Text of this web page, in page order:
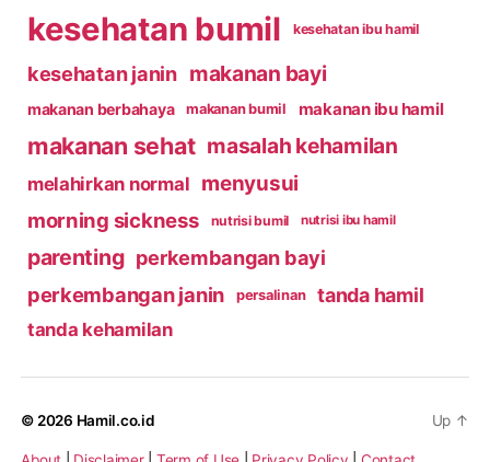
kesehatan bumil kesehatan ibu hamil
kesehatan janin makanan bayi
makanan berbahaya makanan bumil makanan ibu hamil
makanan sehat masalah kehamilan
melahirkan normal menyusui
morning sickness nutrisi bumil nutrisi ibu hamil
parenting perkembangan bayi
perkembangan janin
persalinan tanda hamil
tanda kehamilan
© 2026 Hamil.co.id Up ↑